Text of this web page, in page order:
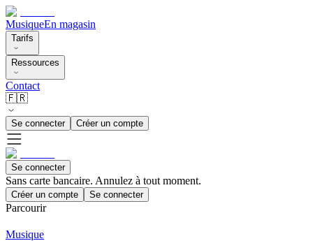
MusiqueEn magasin
Tarifs
Ressources
Contact
🇫🇷
Se connecter Créer un compte
Se connecter
Sans carte bancaire. Annulez à tout moment.
Créer un compte Se connecter
Parcourir
Musique